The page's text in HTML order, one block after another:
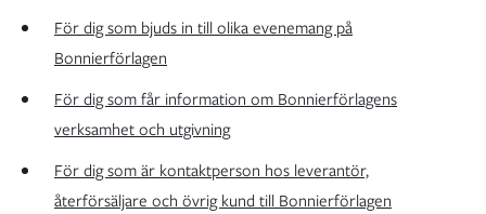
För dig som bjuds in till olika evenemang på
Bonnierförlagen
För dig som får information om Bonnierförlagens
verksamhet och utgivning
För dig som är kontaktperson hos leverantör,
återförsäljare och övrig kund till Bonnierförlagen